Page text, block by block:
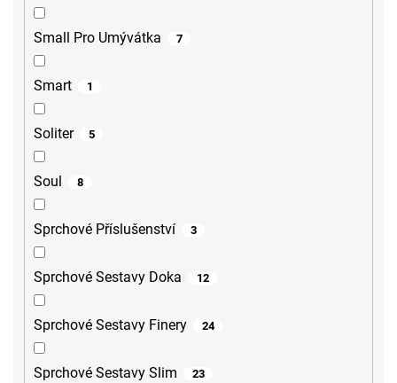
Small Pro Umývátka 7
Smart 1
Soliter 5
Soul 8
Sprchové Příslušenství 3
Sprchové Sestavy Doka 12
Sprchové Sestavy Finery 24
Sprchové Sestavy Slim 23